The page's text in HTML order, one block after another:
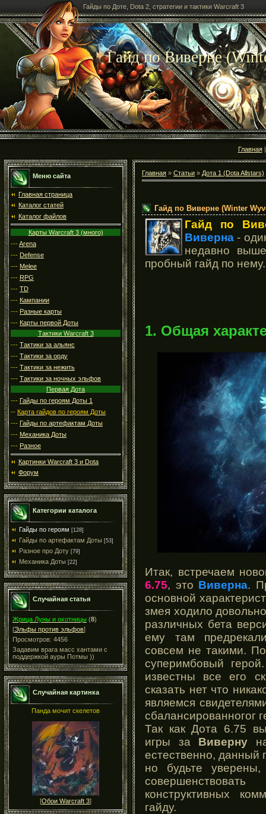
Гайды по Доте, Dota 2, стратегии и тактики Warcraft 3
Гайд по Виверне
Главная
Меню сайта
Главная страница
Каталог статей
Каталог файлов
Карты Warcraft 3 (много)
---Arena
--- Defense
--- Melee
--- RPG
--- TD
--- Кампании
--- Разные карты
--- Карты первой Доты
Тактики Warcraft 3
--- Тактики за альянс
--- Тактики за орду
--- Тактики за нежить
--- Тактики за ночных эльфов
Первая Дота
--- Гайды по героям Доты 1
-- Карта гайдов по героям Доты
--- Гайды по артефактам Доты
--- Механика Доты
--- Разное
Картинки Warcraft 3 и Dota
Форум
Категории каталога
Гайды по героям [128]
Гайды по артефактам Доты [53]
Разное про Доту [79]
Механика Доты [22]
Случайная статья
Жрица Луны и охотницы (8)
[Эльфы против эльфов]
Просмотров: 4456
Задавим врага масс хантами с
поддержкой ауры Потмы ))
Случайная картинка
Панда мочит скелетов
[Обои Warcraft 3]
Главная » Статьи » Дота 1 (Dota Allstars)
Гайд по Виверне (Winter
Гайд по
Виверна -
недавно
пробный гайд по нему.
1. Общая
Итак, встречаем
6.75, это Виверна.
основной
змея ходило
различных бета
ему там
совсем не такими.
суперимбовый
известны все его
сказать нет что
являемся
сбалансированногог
Так как Дота 6.75
игры за Виверну
естественно, данный
но будьте
конструктивных
гайду.